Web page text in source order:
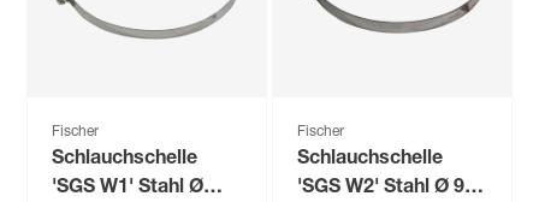
Fischer
Schlauchschelle
'SGS W1' Stahl Ø
Fischer
Schlauchschelle
'SGS W2' Stahl Ø 90-